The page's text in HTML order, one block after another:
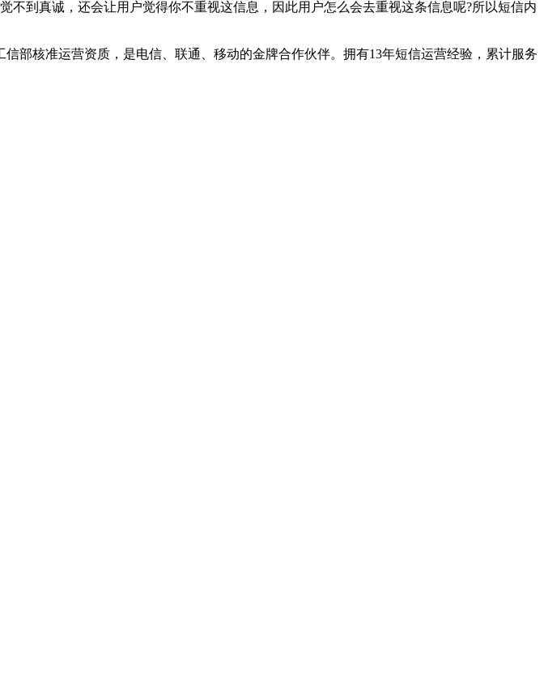
到真诚，还会让用户觉得你不重视这信息，因此用户怎么会去重视这条信息呢?所以短信内
核准运营资质，是电信、联通、移动的金牌合作伙伴。拥有13年短信运营经验，累计服务